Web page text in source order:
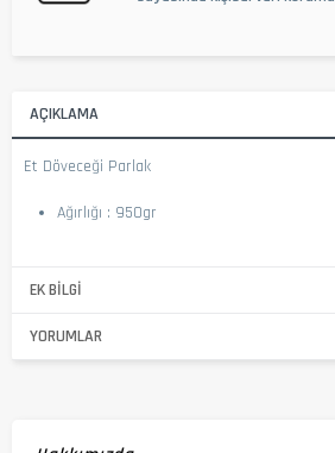
AÇIKLAMA
Et Döveceği Parlak
Ağırlığı : 950gr
EK BILGI
YORUMLAR